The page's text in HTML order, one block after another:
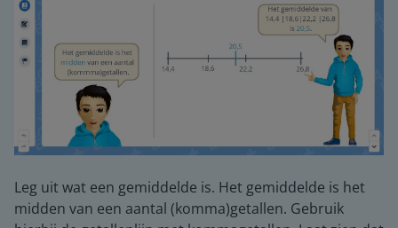
Leg uit wat een gemiddelde is. Het gemiddelde is het
midden van een aantal (komma)getallen. Gebruik